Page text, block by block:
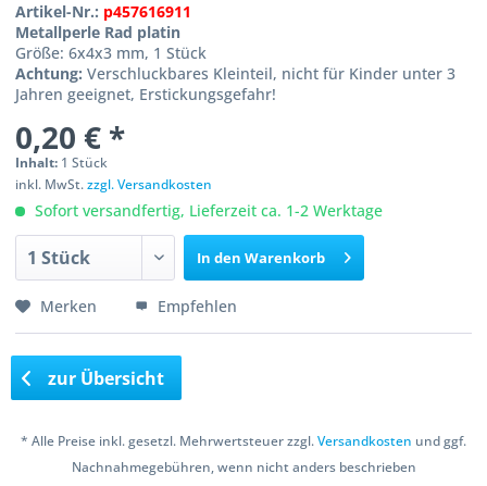
Artikel-Nr.: p457616911
Metallperle Rad platin
Größe: 6x4x3 mm, 1 Stück
Achtung: Verschluckbares Kleinteil, nicht für Kinder unter 3
Jahren geeignet, Erstickungsgefahr!
0,20 € *
Inhalt: 1 Stück
inkl. MwSt.zzgl. Versandkosten
Sofort versandfertig, Lieferzeit ca. 1-2 Werktage
In den Warenkorb
Merken Empfehlen
zur Übersicht
* Alle Preise inkl. gesetzl. Mehrwertsteuer zzgl.Versandkosten und ggf.
Nachnahmegebühren, wenn nicht anders beschrieben